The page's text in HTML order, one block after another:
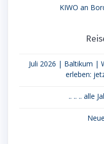
KIWO an
Juli 2026 | Baltikum |
erleben:
.. .. .. alle